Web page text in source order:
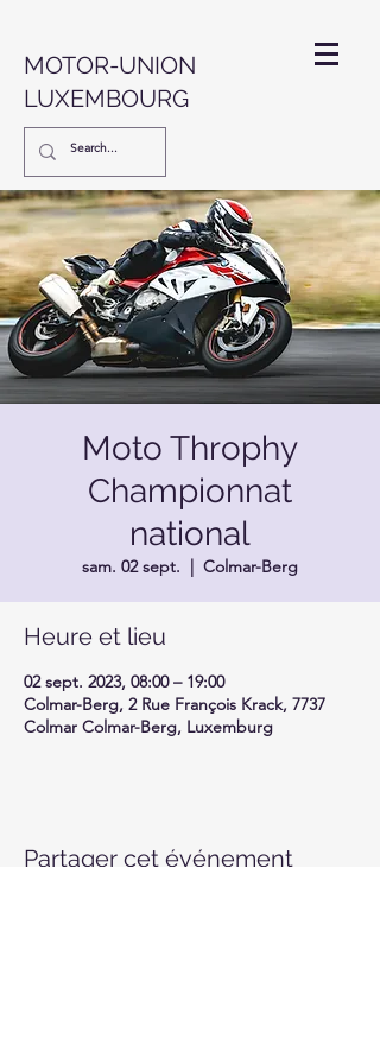
MOTOR-UNION
LUXEMBOURG
Moto Throphy
Championnat
national
sam. 02 sept.
  |
Colmar-Berg
Heure et lieu
02 sept. 2023, 08:00 – 19:00
Colmar-Berg, 2 Rue François Krack, 7737
Colmar Colmar-Berg, Luxemburg
Partager cet événement